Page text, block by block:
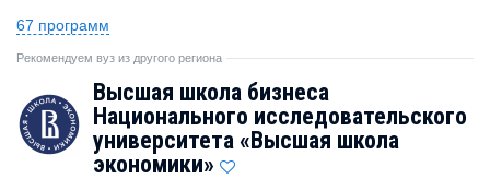
67 программ
Рекомендуем вуз из другого региона
Высшая школа бизнеса
Национального исследовательского
университета «Высшая школа
экономики»